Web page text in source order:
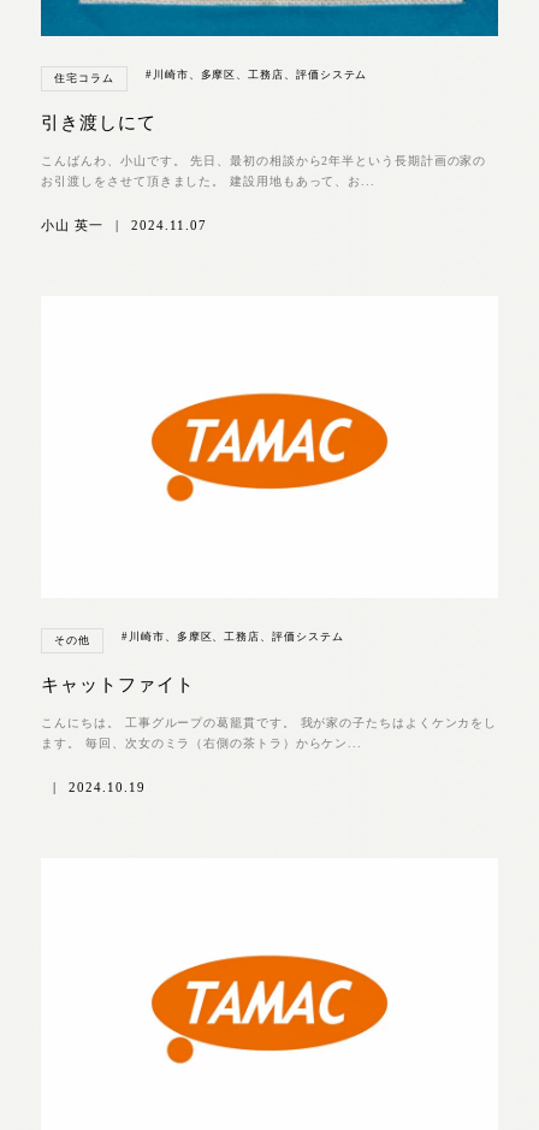
住宅コラム #川崎市、多摩区、工務店、評価システム
引き渡しにて
こんばんわ、小山です。 先日、最初の相談から2年半という長期計画の家の
お引渡しをさせて頂きました。 建設用地もあって、お...
小山 英一 | 2024.11.07
その他 #川崎市、多摩区、工務店、評価システム
キャットファイト
こんにちは。 工事グループの葛籠貫です。 我が家の子たちはよくケンカをし
ます。 毎回、次女のミラ（右側の茶トラ）からケン...
| 2024.10.19